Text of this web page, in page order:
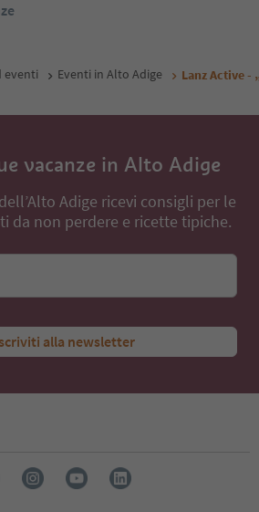
eventi Eventi in Alto Adige Lanz Active -
vacanze in Alto Adige
Adige ricevi consigli per le
da non perdere e ricette tipiche.
alla newsletter